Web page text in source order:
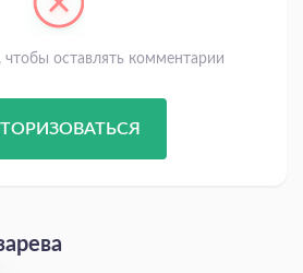
чтобы оставлять комментарии